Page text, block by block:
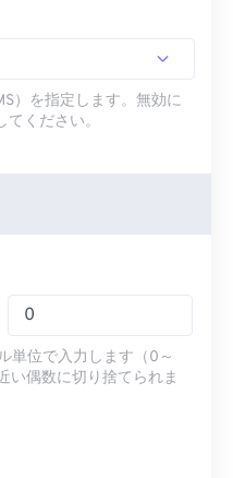
）を指定します。無効に
ください。
単位で入力します（0～
い偶数に切り捨てられま